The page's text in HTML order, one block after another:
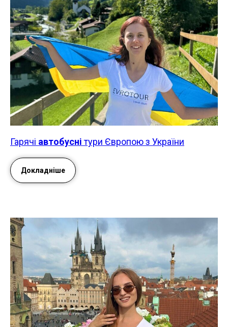
Гарячі автобуснітури Європою з України
Докладніше